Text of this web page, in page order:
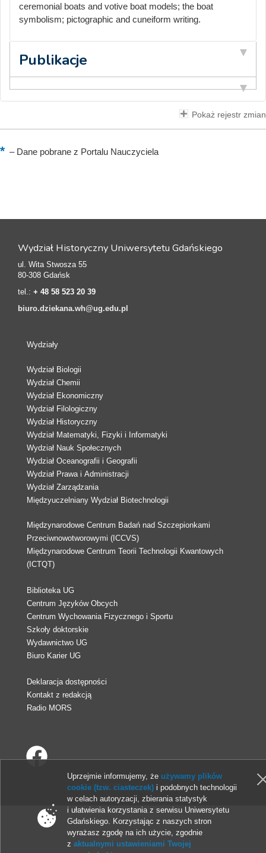
ceremonial boats and votive boat models; the boat
symbolism; pictographic and cuneiform writing.
Publikacje
Pokaż rejestr zmian
–Dane pobrane z Portalu Nauczyciela
Wydział Historyczny Uniwersytetu Gdańskiego
ul. Wita Stwosza 55
80-308 Gdańsk
tel.: + 48 58 523 20 39
biuro.dziekana.wh@ug.edu.pl
Wydziały
Wydział Biologii
Wydział Chemii
Wydział Ekonomiczny
Wydział Filologiczny
Wydział Historyczny
Wydział Matematyki, Fizyki i Informatyki
Wydział Nauk Społecznych
Wydział Oceanografii i Geografii
Wydział Prawa i Administracji
Wydział Zarządzania
Międzyuczelniany Wydział Biotechnologii
Międzynarodowe Centrum Badań nad Szczepionkami
Przeciwnowotworowymi (ICCVS)
Międzynarodowe Centrum Teorii Technologii Kwantowych
(ICTQT)
Biblioteka UG
Centrum Języków Obcych
Centrum Wychowania Fizycznego i Sportu
Szkoły doktorskie
Wydawnictwo UG
Biuro Karier UG
Deklaracja dostępności
Kontakt z redakcją
Radio MORS
© 2013-2026 Uniwersytet Gdański
Uprzejmie informujemy, że używamy plików
cookie (tzw. ciasteczek) i podobnych technologii
w celach autoryzacji, zbierania statystyk
i ułatwienia korzystania z serwisu Uniwersytetu
Gdańskiego. Korzystając z naszych stron
wyrażasz zgodę na ich użycie, zgodnie
zaktualnymi ustawieniami Twojej